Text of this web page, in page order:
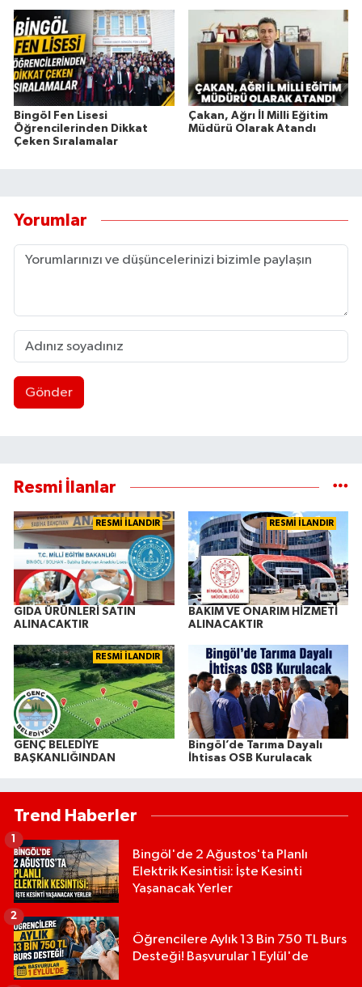
Bingöl Fen Lisesi
Öğrencilerinden Dikkat
Çeken Sıralamalar
Çakan, Ağrı İl Milli Eğitim
Müdürü Olarak Atandı
Yorumlar
Gönder
Resmi İlanlar
RESMİ İLANDIR
GIDA ÜRÜNLERİ SATIN
ALINACAKTIR
RESMİ İLANDIR
BAKIM VE ONARIM HİZMETİ
ALINACAKTIR
RESMİ İLANDIR
GENÇ BELEDİYE
BAŞKANLIĞINDAN
Bingöl’de Tarıma Dayalı
İhtisas OSB Kurulacak
Trend Haberler
Bingöl'de 2 Ağustos'ta Planlı
Elektrik Kesintisi: İşte Kesinti
Yaşanacak Yerler
Öğrencilere Aylık 13 Bin 750 TL Burs
Desteği! Başvurular 1 Eylül'de
2